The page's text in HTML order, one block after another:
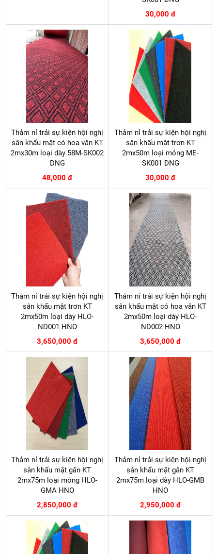
30,000 đ
Thảm nỉ trải sự kiện hội nghị
sân khấu mặt có hoa văn KT
2mx30m loại dày 58M-SK002
DNG
48,000 đ
Thảm nỉ trải sự kiện hội nghị
sân khấu mặt trơn KT
2mx50m loại mỏng ME-
SK001 DNG
30,000 đ
Thảm nỉ trải sự kiện hội nghị
sân khấu mặt trơn KT
2mx50m loại dày HLO-
ND001 HNO
3,650,000 đ
Thảm nỉ trải sự kiện hội nghị
sân khấu mặt có hoa văn KT
2mx50m loại dày HLO-
ND002 HNO
3,650,000 đ
Thảm nỉ trải sự kiện hội nghị
sân khấu mặt gân KT
2mx75m loại mỏng HLO-
GMA HNO
2,850,000 đ
Thảm nỉ trải sự kiện hội nghị
sân khấu mặt gân KT
2mx75m loại dày HLO-GMB
HNO
2,950,000 đ